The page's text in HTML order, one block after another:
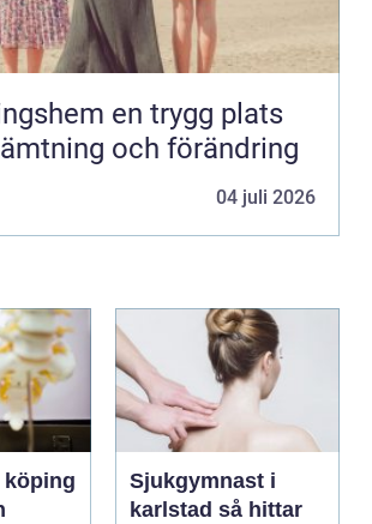
en trygg plats
och förändring
04 juli 2026
Sjukgymnast i
karlstad så hittar